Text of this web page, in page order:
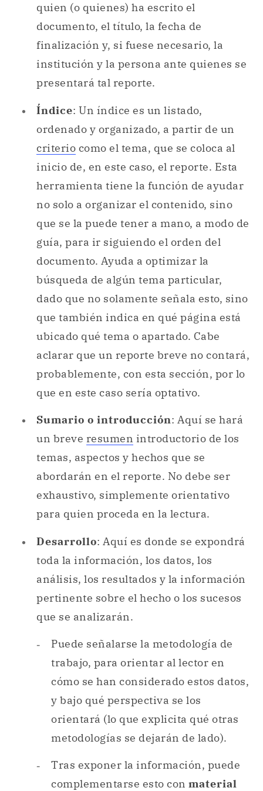
quien (o quienes) ha escrito el
documento, el título, la fecha de
finalización y, si fuese necesario, la
institución y la persona ante quienes se
presentará tal reporte.
Índice: Un índice es un listado,
ordenado y organizado, a partir de un
criterio como el tema, que se coloca al
inicio de, en este caso, el reporte. Esta
herramienta tiene la función de ayudar
no solo a organizar el contenido, sino
que se la puede tener a mano, a modo de
guía, para ir siguiendo el orden del
documento. Ayuda a optimizar la
búsqueda de algún tema particular,
dado que no solamente señala esto, sino
que también indica en qué página está
ubicado qué tema o apartado. Cabe
aclarar que un reporte breve no contará,
probablemente, con esta sección, por lo
que en este caso sería optativo.
Sumario o introducción: Aquí se hará
un breve resumen introductorio de los
temas, aspectos y hechos que se
abordarán en el reporte. No debe ser
exhaustivo, simplemente orientativo
para quien proceda en la lectura.
Desarrollo: Aquí es donde se expondrá
toda la información, los datos, los
análisis, los resultados y la información
pertinente sobre el hecho o los sucesos
que se analizarán.
Puede señalarse la metodología de
trabajo, para orientar al lector en
cómo se han considerado estos datos,
y bajo qué perspectiva se los
orientará (lo que explicita qué otras
metodologías se dejarán de lado).
Tras exponer la información, puede
complementarse esto con material